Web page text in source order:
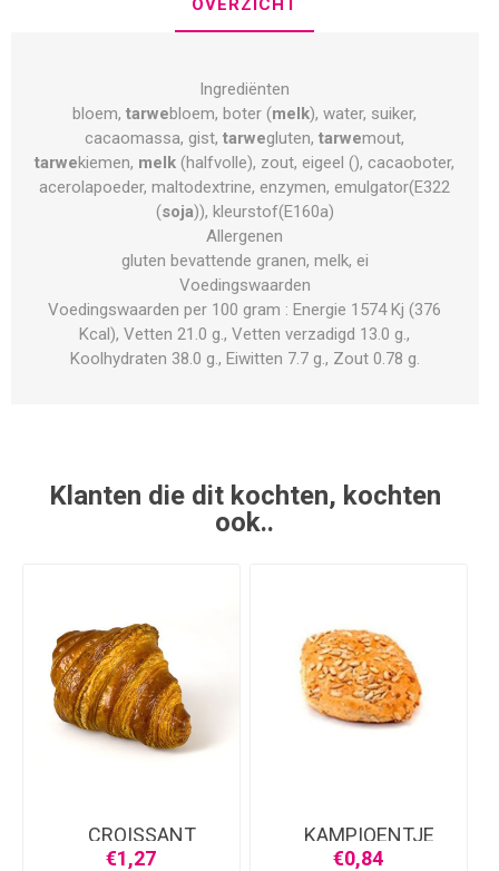
OVERZICHT
Ingrediënten
bloem,tarwebloem, boter (melk), water, suiker,
cacaomassa, gist,tarwegluten,tarwemout,
tarwekiemen, melk (halfvolle), zout, eigeel (), cacaoboter,
acerolapoeder, maltodextrine, enzymen, emulgator(E322
(soja)), kleurstof(E160a)
Allergenen
gluten bevattende granen, melk, ei
Voedingswaarden
Voedingswaarden per 100 gram : Energie 1574 Kj (376
Kcal), Vetten 21.0 g., Vetten verzadigd 13.0 g.,
Koolhydraten 38.0 g., Eiwitten 7.7 g., Zout 0.78 g.
Klanten die dit kochten, kochten
ook..
CROISSANT
€1,27
KAMPIOENTJE
€0,84